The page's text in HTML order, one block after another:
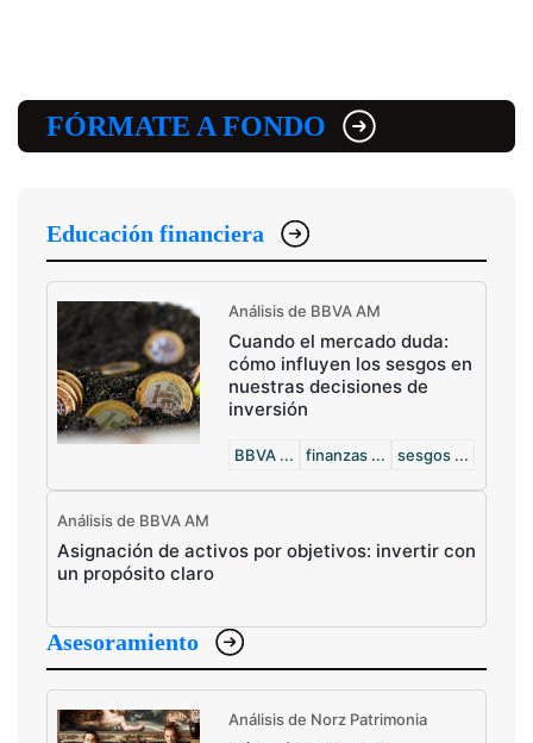
FÓRMATE A FONDO
Educación financiera
Análisis de BBVA AM
Cuando el mercado duda:
cómo influyen los sesgos en
nuestras decisiones de
inversión
BBVA ... finanzas ... sesgos ...
Análisis de BBVA AM
Asignación de activos por objetivos: invertir con
un propósito claro
Asesoramiento
Análisis de Norz Patrimonia